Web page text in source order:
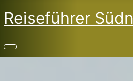
Reiseführer